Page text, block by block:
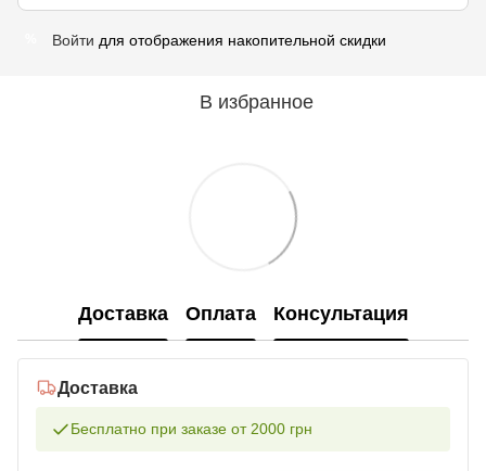
Войти для отображения накопительной скидки
В избранное
Доставка Оплата Консультация
Доставка
Бесплатно при заказе от 2000 грн